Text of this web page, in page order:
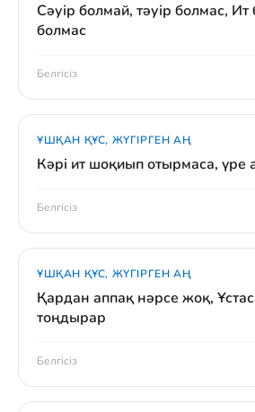
Сәуір болмай, тәуір болмас,
болмас
Белгісіз
ҰШҚАН ҚҰС, ЖҮГІРГЕН АҢ
Кәрі ит шоқиып отырмаса, үре
Белгісіз
ҰШҚАН ҚҰС, ЖҮГІРГЕН АҢ
Қардан аппақ нәрсе жоқ,
тоңдырар
Белгісіз